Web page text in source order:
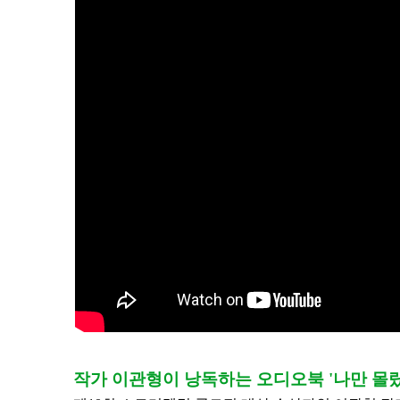
작가 이관형이 낭독하는 오디오북 '나만 몰